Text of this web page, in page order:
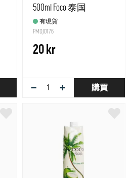
500ml Foco 泰国
有現貨
PMDJ0176
20 kr
− + 購買